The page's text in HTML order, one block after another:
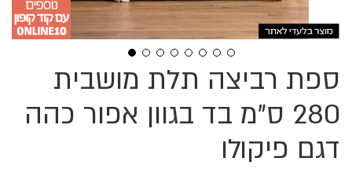
ספת רביצה תלת מושבית
280 ס"מ בד בגוון אפור כהה
דגם פיקולו
לדלג
להתחלה
גלריית